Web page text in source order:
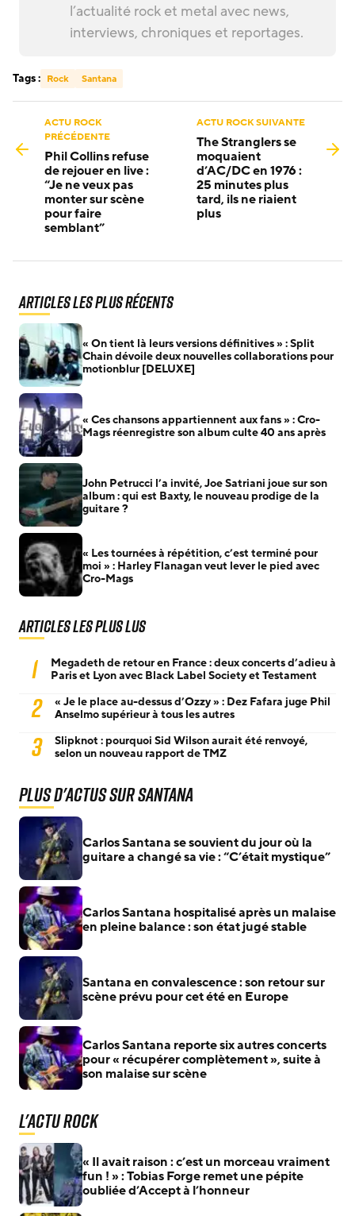
l’actualité rock et metal avec news,
interviews, chroniques et reportages.
Tags : Rock Santana
ACTU ROCK
PRÉCÉDENTE
Phil Collins refuse
de rejouer en live :
“Je ne veux pas
monter sur scène
pour faire
semblant”
ACTU ROCK SUIVANTE
The Stranglers se
moquaient
d’AC/DC en 1976 :
25 minutes plus
tard, ils ne riaient
plus
Articles les plus récents
« On tient là leurs versions définitives » : Split
Chain dévoile deux nouvelles collaborations pour
motionblur [DELUXE]
« Ces chansons appartiennent aux fans » : Cro-
Mags réenregistre son album culte 40 ans après
John Petrucci l’a invité, Joe Satriani joue sur son
album : qui est Baxty, le nouveau prodige de la
guitare ?
« Les tournées à répétition, c’est terminé pour
moi » : Harley Flanagan veut lever le pied avec
Cro-Mags
Articles les plus lus
1
Megadeth de retour en France : deux concerts d’adieu à
Paris et Lyon avec Black Label Society et Testament
2
« Je le place au-dessus d’Ozzy » : Dez Fafara juge Phil
Anselmo supérieur à tous les autres
3
Slipknot : pourquoi Sid Wilson aurait été renvoyé,
selon un nouveau rapport de TMZ
Plus d'actus sur Santana
Carlos Santana se souvient du jour où la
guitare a changé sa vie : “C’était mystique”
Carlos Santana hospitalisé après un malaise
en pleine balance : son état jugé stable
Santana en convalescence : son retour sur
scène prévu pour cet été en Europe
Carlos Santana reporte six autres concerts
pour « récupérer complètement », suite à
son malaise sur scène
L'actu Rock
« Il avait raison : c’est un morceau vraiment
fun ! » : Tobias Forge remet une pépite
oubliée d’Accept à l’honneur